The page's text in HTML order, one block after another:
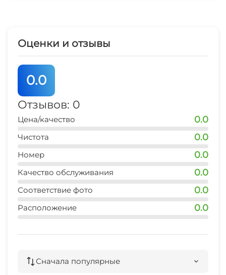
Спутниковое ТВ
Семейные номера
Оценки и отзывы
0.0
Отзывов: 0
Цена/качество 0.0
Чистота 0.0
Номер 0.0
Качество обслуживания 0.0
Соответствие фото 0.0
Расположение 0.0
Сначала популярные